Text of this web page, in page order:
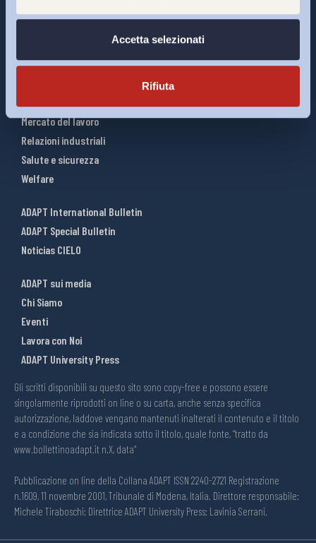
Accetta selezionati
Rifiuta
Interventi ADAPT
Mercato del lavoro
Relazioni industriali
Salute e sicurezza
Welfare
ADAPT International Bulletin
ADAPT Special Bulletin
Noticias CIELO
ADAPT sui media
Chi Siamo
Eventi
Lavora con Noi
ADAPT University Press
Gli scritti disponibili su questo sito sono copy-free e possono essere
singolarmente riprodotti on line o su carta, anche senza specifica
autorizzazione, laddove vengano mantenuti inalterati il contenuto e il titolo
e a condizione che sia indicata sotto il titolo, quale fonte, “tratto da
www.bollettinoadapt.it n.X, data“
Pubblicazione on line della Collana ADAPT ISSN 2240-2721 Registrazione
n.1609, 11 novembre 2001, Tribunale di Modena, Italia. Direttore responsabile:
Michele Tiraboschi; Direttrice ADAPT University Press: Lavinia Serrani.